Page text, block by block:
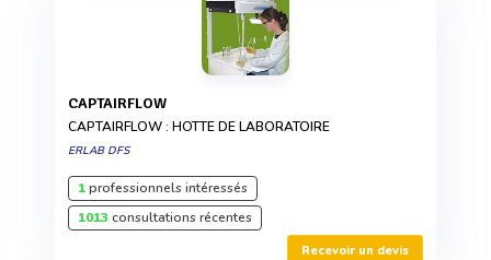
CAPTAIRFLOW
CAPTAIRFLOW : HOTTE DE LABORATOIRE
ERLAB DFS
1professionnels intéressés
1013 consultations récentes
Recevoir un devis